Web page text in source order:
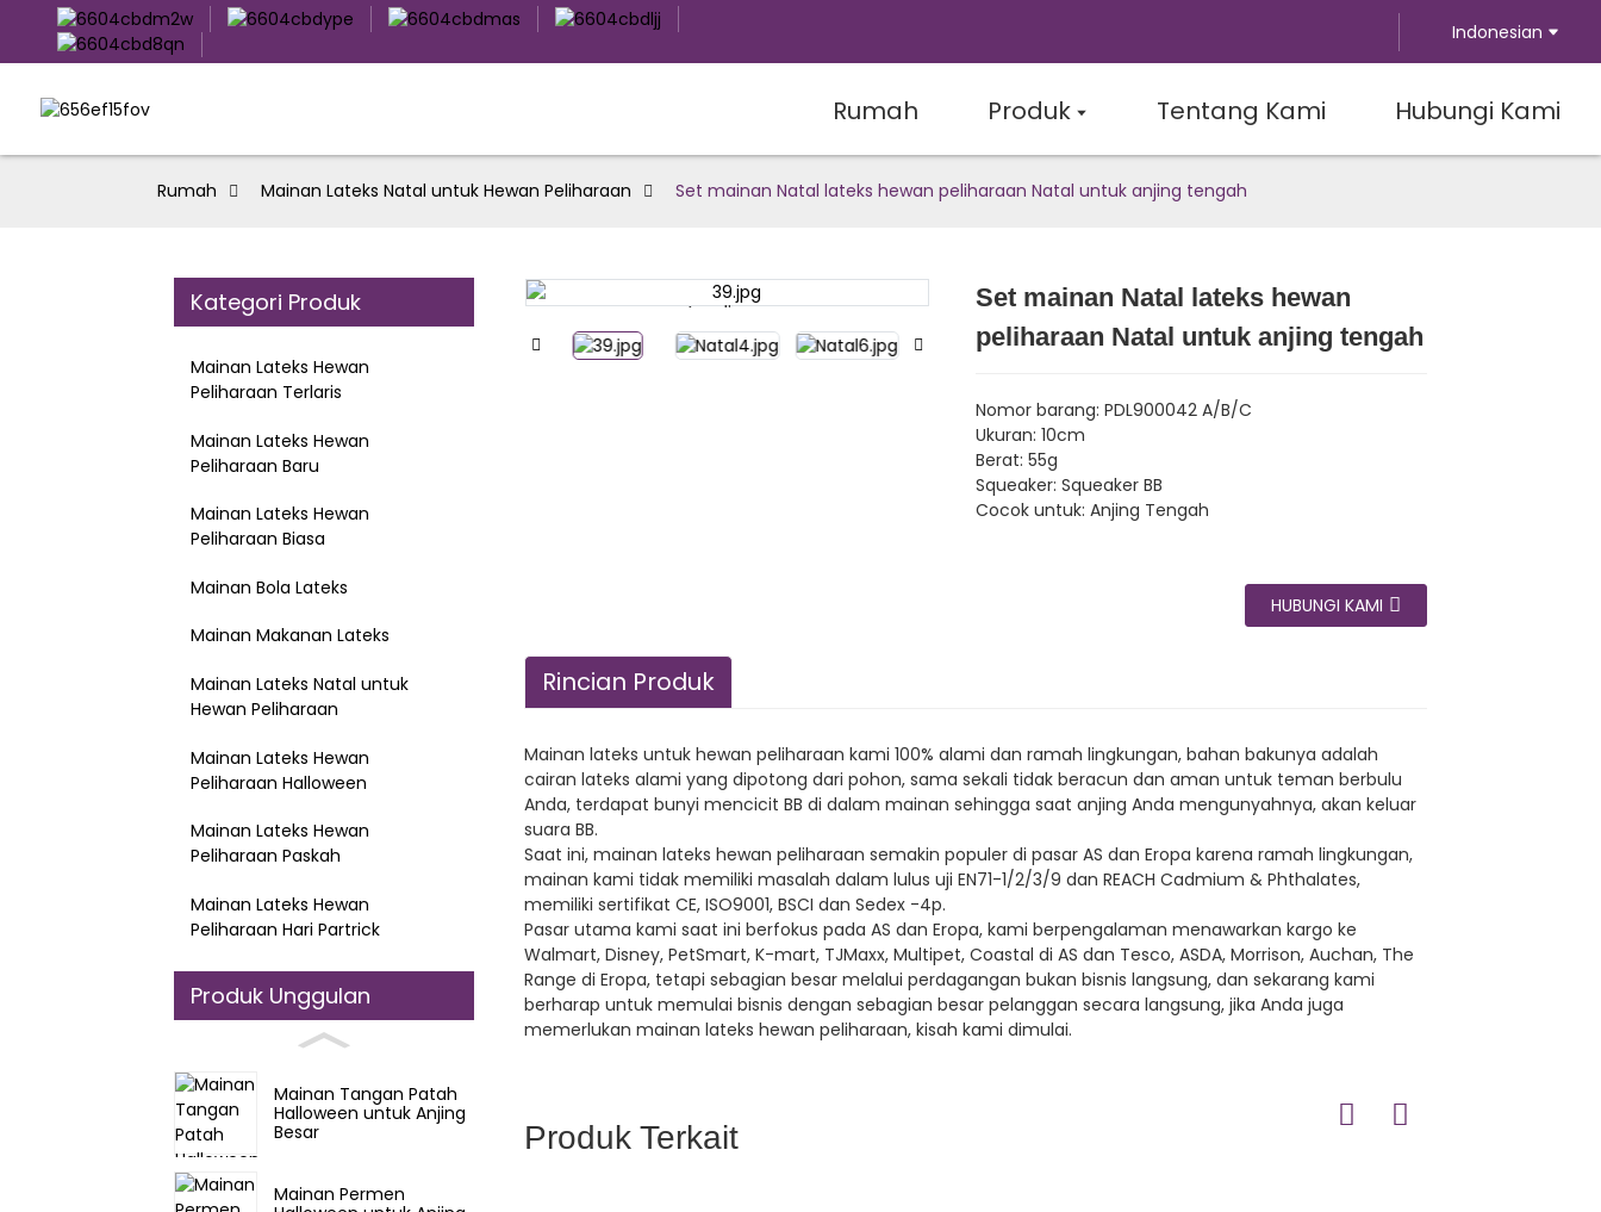
Indonesian
Rumah Produk Tentang Kami Hubungi Kami
Rumah Mainan Lateks Natal untuk Hewan Peliharaan Set mainan Natal lateks hewan peliharaan Natal untuk anjing tengah
Kategori Produk
Mainan Lateks Hewan
Peliharaan Terlaris
Mainan Lateks Hewan
Peliharaan Baru
Mainan Lateks Hewan
Peliharaan Biasa
Mainan Bola Lateks
Mainan Makanan Lateks
Mainan Lateks Natal untuk
Hewan Peliharaan
Mainan Lateks Hewan
Peliharaan Halloween
Mainan Lateks Hewan
Peliharaan Paskah
Mainan Lateks Hewan
Peliharaan Hari Partrick
Produk Unggulan
Mainan Tangan Patah
Halloween untuk Anjing
Besar
Mainan Permen
Loading...
Loading... Loading...
Loading... Loading...
Loading...
Set mainan Natal lateks hewan
peliharaan Natal untuk anjing tengah
Nomor barang: PDL900042 A/B/C
Ukuran: 10cm
Berat: 55g
Squeaker: Squeaker BB
Cocok untuk: Anjing Tengah
HUBUNGI KAMI
Rincian Produk
Mainan lateks untuk hewan peliharaan kami 100% alami dan ramah lingkungan, bahan bakunya adalah
cairan lateks alami yang dipotong dari pohon, sama sekali tidak beracun dan aman untuk teman berbulu
Anda, terdapat bunyi mencicit BB di dalam mainan sehingga saat anjing Anda mengunyahnya, akan keluar
suara BB.
Saat ini, mainan lateks hewan peliharaan semakin populer di pasar AS dan Eropa karena ramah lingkungan,
mainan kami tidak memiliki masalah dalam lulus uji EN71-1/2/3/9 dan REACH Cadmium & Phthalates,
memiliki sertifikat CE, ISO9001, BSCI dan Sedex -4p.
Pasar utama kami saat ini berfokus pada AS dan Eropa, kami berpengalaman menawarkan kargo ke
Walmart, Disney, PetSmart, K-mart, TJMaxx, Multipet, Coastal di AS dan Tesco, ASDA, Morrison, Auchan, The
Range di Eropa, tetapi sebagian besar melalui perdagangan bukan bisnis langsung, dan sekarang kami
berharap untuk memulai bisnis dengan sebagian besar pelanggan secara langsung, jika Anda juga
memerlukan mainan lateks hewan peliharaan, kisah kami dimulai.
Produk Terkait